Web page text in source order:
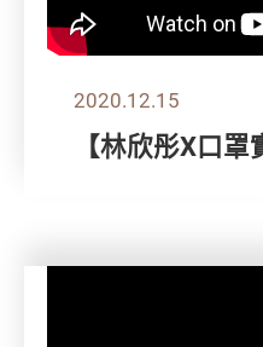
2020.12.15
【林欣彤X口罩